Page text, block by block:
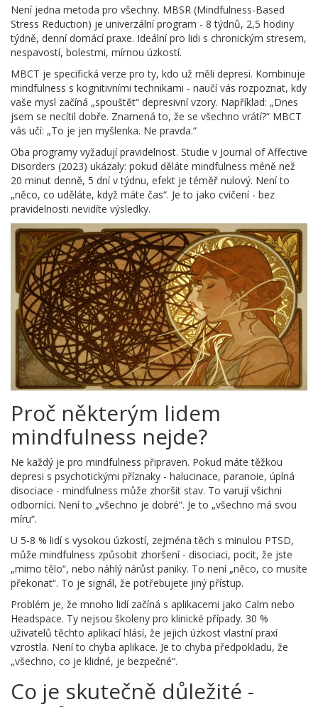
Není jedna metoda pro všechny. MBSR (Mindfulness-Based
Stress Reduction) je univerzální program - 8 týdnů, 2,5 hodiny
týdně, denní domácí praxe. Ideální pro lidi s chronickým stresem,
nespavostí, bolestmi, mírnou úzkostí.
MBCT je specifická verze pro ty, kdo už měli depresi. Kombinuje
mindfulness s kognitivními technikami - naučí vás rozpoznat, kdy
vaše mysl začíná „spouštět“ depresivní vzory. Například: „Dnes
jsem se necítil dobře. Znamená to, že se všechno vrátí?“ MBCT
vás učí: „To je jen myšlenka. Ne pravda.“
Oba programy vyžadují pravidelnost. Studie v Journal of Affective
Disorders (2023) ukázaly: pokud děláte mindfulness méně než
20 minut denně, 5 dní v týdnu, efekt je téměř nulový. Není to
„něco, co uděláte, když máte čas“. Je to jako cvičení - bez
pravidelnosti nevidíte výsledky.
Proč některým lidem
mindfulness nejde?
Ne každý je pro mindfulness připraven. Pokud máte těžkou
depresi s psychotickými příznaky - halucinace, paranoie, úplná
disociace - mindfulness může zhoršit stav. To varují všichni
odborníci. Není to „všechno je dobré“. Je to „všechno má svou
míru“.
U 5-8 % lidí s vysokou úzkostí, zejména těch s minulou PTSD,
může mindfulness způsobit zhoršení - disociaci, pocit, že jste
„mimo tělo“, nebo náhlý nárůst paniky. To není „něco, co musíte
překonat“. To je signál, že potřebujete jiný přístup.
Problém je, že mnoho lidí začíná s aplikacemi jako Calm nebo
Headspace. Ty nejsou školeny pro klinické případy. 30 %
uživatelů těchto aplikací hlásí, že jejich úzkost vlastní praxí
vzrostla. Není to chyba aplikace. Je to chyba předpokladu, že
„všechno, co je klidné, je bezpečné“.
Co je skutečně důležité -